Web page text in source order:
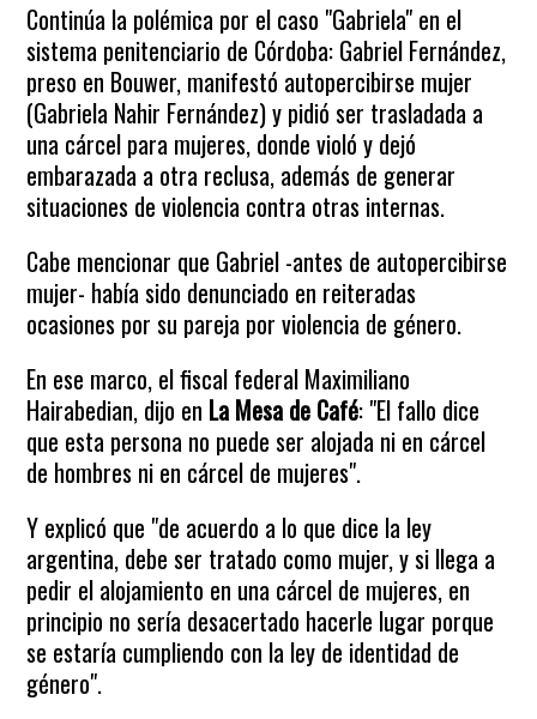
Continúa la polémica por el caso "Gabriela" en el
sistema penitenciario de Córdoba: Gabriel Fernández,
preso en Bouwer, manifestó autopercibirse mujer
(Gabriela Nahir Fernández) y pidió ser trasladada a
una cárcel para mujeres, donde violó y dejó
embarazada a otra reclusa, además de generar
situaciones de violencia contra otras internas.
Cabe mencionar que Gabriel -antes de autopercibirse
mujer- había sido denunciado en reiteradas
ocasiones por su pareja por violencia de género.
En ese marco, el fiscal federal Maximiliano
Hairabedian, dijo en La Mesa de Café: "El fallo dice
que esta persona no puede ser alojada ni en cárcel
de hombres ni en cárcel de mujeres".
Y explicó que "de acuerdo a lo que dice la ley
argentina, debe ser tratado como mujer, y si llega a
pedir el alojamiento en una cárcel de mujeres, en
principio no sería desacertado hacerle lugar porque
se estaría cumpliendo con la ley de identidad de
género".